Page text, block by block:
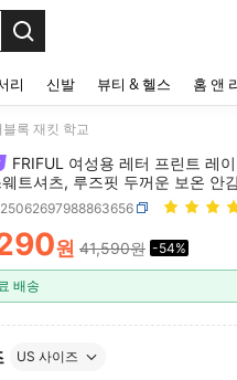
리 신발 뷰티 & 헬스 홈 앤
록 재킷 학교
FRIFUL 여성용 레터 프린트 레
트셔츠, 루즈핏 두꺼운 보온 안
AND
원 41,590원 -54%
배송
US 사이즈